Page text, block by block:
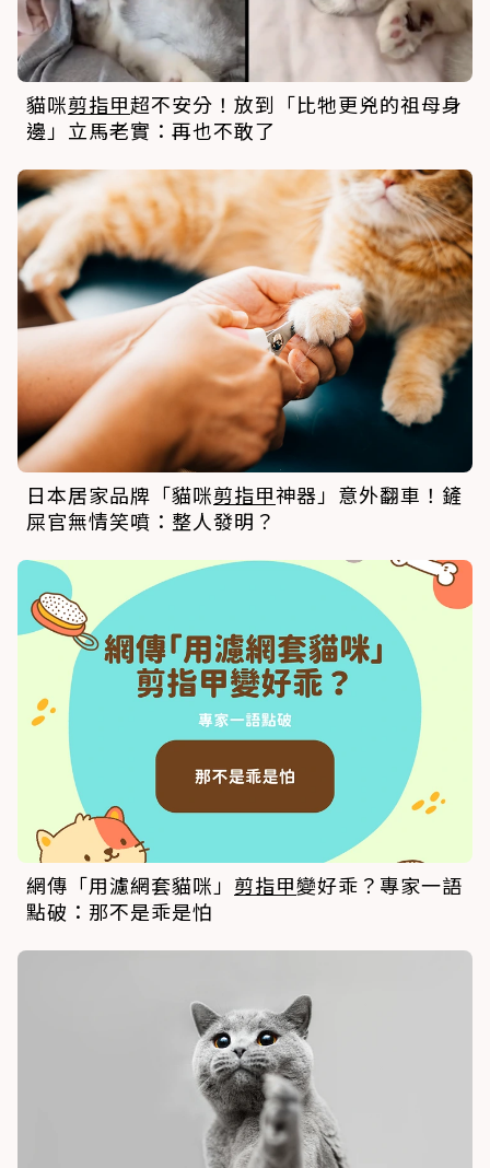
貓咪剪指甲超不安分！放到「比牠更兇的祖母身
邊」立馬老實：再也不敢了
日本居家品牌「貓咪剪指甲神器」意外翻車！鏟
屎官無情笑噴：整人發明？
網傳「用濾網套貓咪」 剪指甲變好乖？專家一語
點破：那不是乖是怕